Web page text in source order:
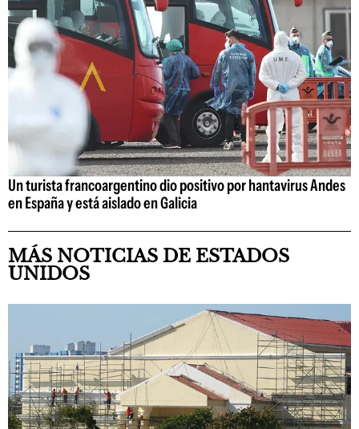
Un turista francoargentino dio positivo por hantavirus Andes
en España y está aislado en Galicia
MÁS NOTICIAS DE ESTADOS
UNIDOS